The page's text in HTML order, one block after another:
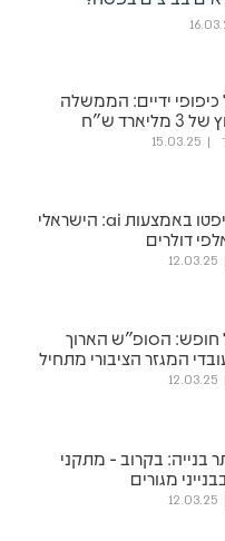
ידיים: הממשלה
ש"ח
15.03.25
תרמית קריפטו באמצעות ai: הישראלי
דולרים
12.03.25
חופש: הסופ"ש הארוך
המגזר הציבורי מתחיל
12.03.25
בנייה: בקרוב - מתקני
מגורים
12.03.25